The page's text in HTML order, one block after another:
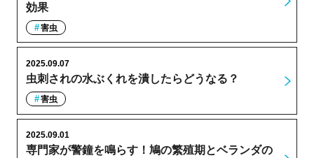
効果
害虫
虫刺されの水ぶくれを潰したらどうなる？
2025.09.07
害虫
専門家が警鐘を鳴らす！鳩の繁殖期とベランダの
2025.09.01